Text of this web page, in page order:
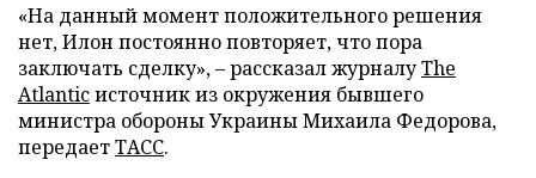
«На данный момент положительного решения
нет, Илон постоянно повторяет, что пора
заключать сделку», – рассказал журналуThe
Atlanticисточник из окружения бывшего
министра обороны Украины Михаила Федорова,
передаетТАСС.